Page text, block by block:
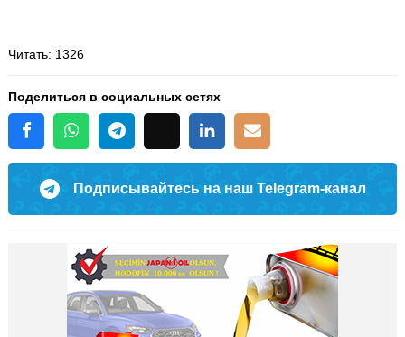
Читать: 1326
Поделиться в социальных сетях
Подписывайтесь на наш Telegram-канал